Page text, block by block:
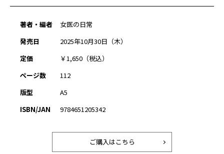
著者・編者
女医の日常
発売日
2025年10月30日（木）
定価
￥1,650（税込）
ページ数
112
版型
A5
ISBN/JAN
9784651205342
ご購入はこちら